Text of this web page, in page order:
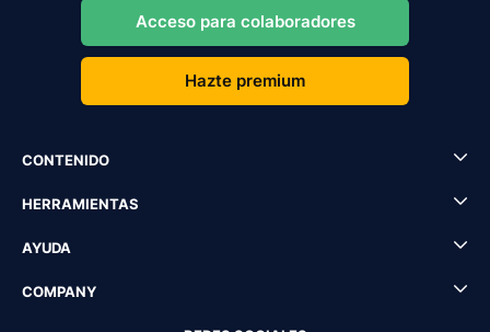
Acceso para colaboradores
Hazte premium
CONTENIDO
HERRAMIENTAS
AYUDA
COMPANY